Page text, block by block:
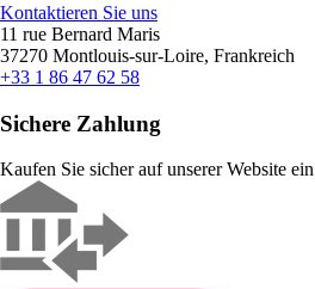
Kontaktieren Sie uns
11 rue Bernard Maris
37270 Montlouis-sur-Loire, Frankreich
+33 1 86 47 62 58
Sichere Zahlung
Kaufen Sie sicher auf unserer Website ein